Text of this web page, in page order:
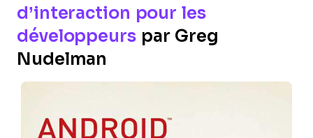
d’interaction pour les
développeurspar Greg
Nudelman